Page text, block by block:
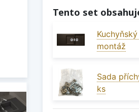
Tento set
montáž
Sada
ks